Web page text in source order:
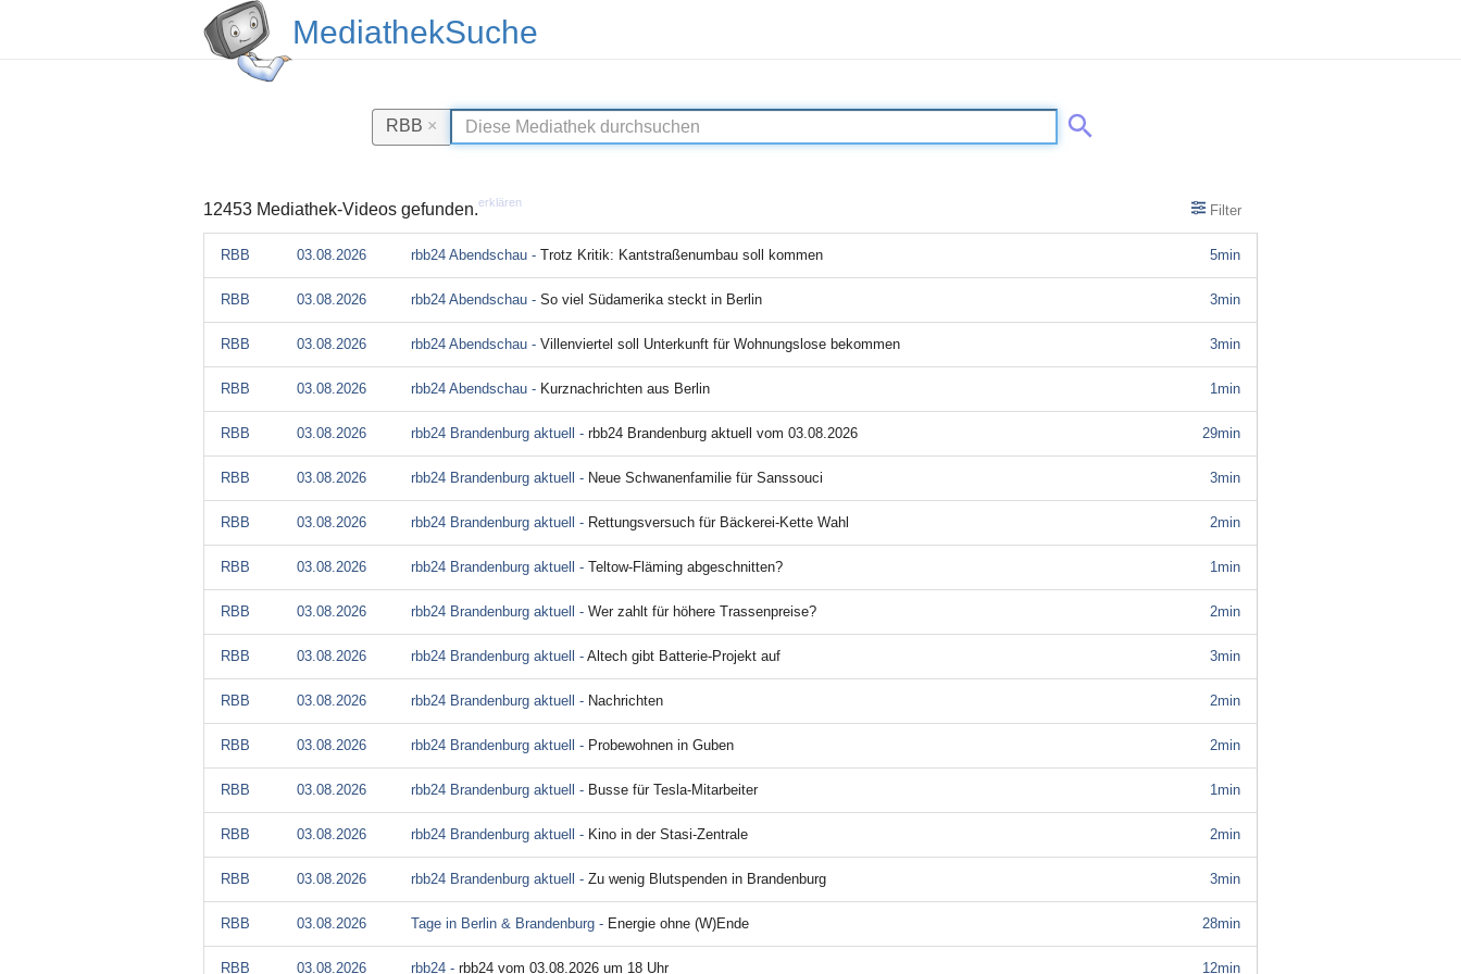
MediathekSuche
RBB ×
12453 Mediathek-Videos gefunden.erklären Filter
5min
RBB 03.08.2026 rbb24 Abendschau - Trotz Kritik: Kantstraßenumbau soll kommen
3min
RBB 03.08.2026 rbb24 Abendschau - So viel Südamerika steckt in Berlin
3min
RBB 03.08.2026 rbb24 Abendschau - Villenviertel soll Unterkunft für Wohnungslose bekommen
1min
RBB 03.08.2026 rbb24 Abendschau - Kurznachrichten aus Berlin
29min
RBB 03.08.2026 rbb24 Brandenburg aktuell - rbb24 Brandenburg aktuell vom 03.08.2026
3min
RBB 03.08.2026 rbb24 Brandenburg aktuell - Neue Schwanenfamilie für Sanssouci
2min
RBB 03.08.2026 rbb24 Brandenburg aktuell - Rettungsversuch für Bäckerei-Kette Wahl
1min
RBB 03.08.2026 rbb24 Brandenburg aktuell - Teltow-Fläming abgeschnitten?
2min
RBB 03.08.2026 rbb24 Brandenburg aktuell - Wer zahlt für höhere Trassenpreise?
3min
RBB 03.08.2026 rbb24 Brandenburg aktuell - Altech gibt Batterie-Projekt auf
2min
RBB 03.08.2026 rbb24 Brandenburg aktuell - Nachrichten
2min
RBB 03.08.2026 rbb24 Brandenburg aktuell - Probewohnen in Guben
1min
RBB 03.08.2026 rbb24 Brandenburg aktuell - Busse für Tesla-Mitarbeiter
2min
RBB 03.08.2026 rbb24 Brandenburg aktuell - Kino in der Stasi-Zentrale
3min
RBB 03.08.2026 rbb24 Brandenburg aktuell - Zu wenig Blutspenden in Brandenburg
28min
RBB 03.08.2026 Tage in Berlin & Brandenburg - Energie ohne (W)Ende
12min
RBB 03.08.2026 rbb24 - rbb24 vom 03.08.2026 um 18 Uhr